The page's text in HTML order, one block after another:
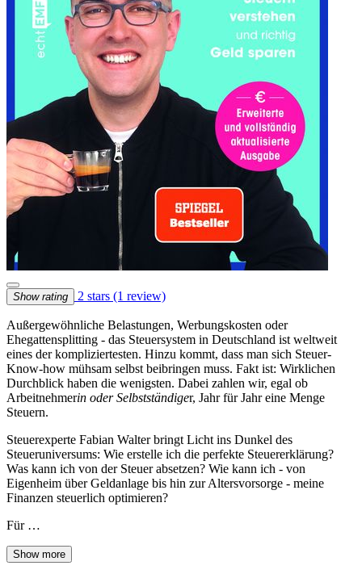
Show rating 2 stars (1 review)
Außergewöhnliche Belastungen, Werbungskosten oder
Ehegattensplitting - das Steuersystem in Deutschland ist weltweit
eines der kompliziertesten. Hinzu kommt, dass man sich Steuer-
Know-how mühsam selbst beibringen muss. Fakt ist: Wirklichen
Durchblick haben die wenigsten. Dabei zahlen wir, egal ob
Arbeitnehmerin oder Selbstständiger, Jahr für Jahr eine Menge
Steuern.
Steuerexperte Fabian Walter bringt Licht ins Dunkel des
Steueruniversums: Wie erstelle ich die perfekte Steuererklärung?
Was kann ich von der Steuer absetzen? Wie kann ich - von
Eigenheim über Geldanlage bis hin zur Altersvorsorge - meine
Finanzen steuerlich optimieren?
Für …
Show more